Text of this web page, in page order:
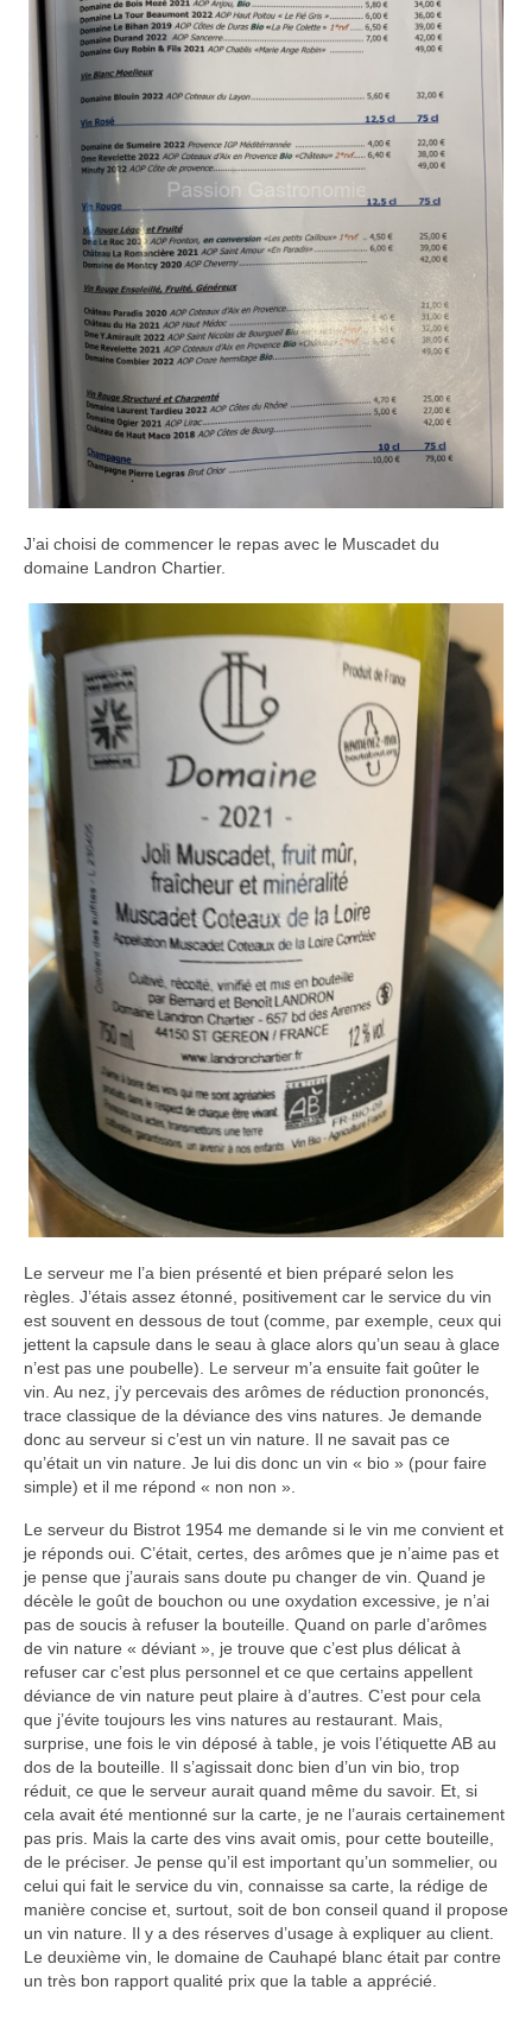
J’ai choisi de commencer le repas avec le Muscadet du
domaine Landron Chartier.
Le serveur me l’a bien présenté et bien préparé selon les
règles. J’étais assez étonné, positivement car le service du vin
est souvent en dessous de tout (comme, par exemple, ceux qui
jettent la capsule dans le seau à glace alors qu’un seau à glace
n’est pas une poubelle). Le serveur m’a ensuite fait goûter le
vin. Au nez, j’y percevais des arômes de réduction prononcés,
trace classique de la déviance des vins natures. Je demande
donc au serveur si c’est un vin nature. Il ne savait pas ce
qu’était un vin nature. Je lui dis donc un vin « bio » (pour faire
simple) et il me répond « non non ».
Le serveur du Bistrot 1954 me demande si le vin me convient et
je réponds oui. C’était, certes, des arômes que je n’aime pas et
je pense que j’aurais sans doute pu changer de vin. Quand je
décèle le goût de bouchon ou une oxydation excessive, je n’ai
pas de soucis à refuser la bouteille. Quand on parle d’arômes
de vin nature « déviant », je trouve que c’est plus délicat à
refuser car c’est plus personnel et ce que certains appellent
déviance de vin nature peut plaire à d’autres. C’est pour cela
que j’évite toujours les vins natures au restaurant. Mais,
surprise, une fois le vin déposé à table, je vois l’étiquette AB au
dos de la bouteille. Il s’agissait donc bien d’un vin bio, trop
réduit, ce que le serveur aurait quand même du savoir. Et, si
cela avait été mentionné sur la carte, je ne l’aurais certainement
pas pris. Mais la carte des vins avait omis, pour cette bouteille,
de le préciser. Je pense qu’il est important qu’un sommelier, ou
celui qui fait le service du vin, connaisse sa carte, la rédige de
manière concise et, surtout, soit de bon conseil quand il propose
un vin nature. Il y a des réserves d’usage à expliquer au client.
Le deuxième vin, le domaine de Cauhapé blanc était par contre
un très bon rapport qualité prix que la table a apprécié.